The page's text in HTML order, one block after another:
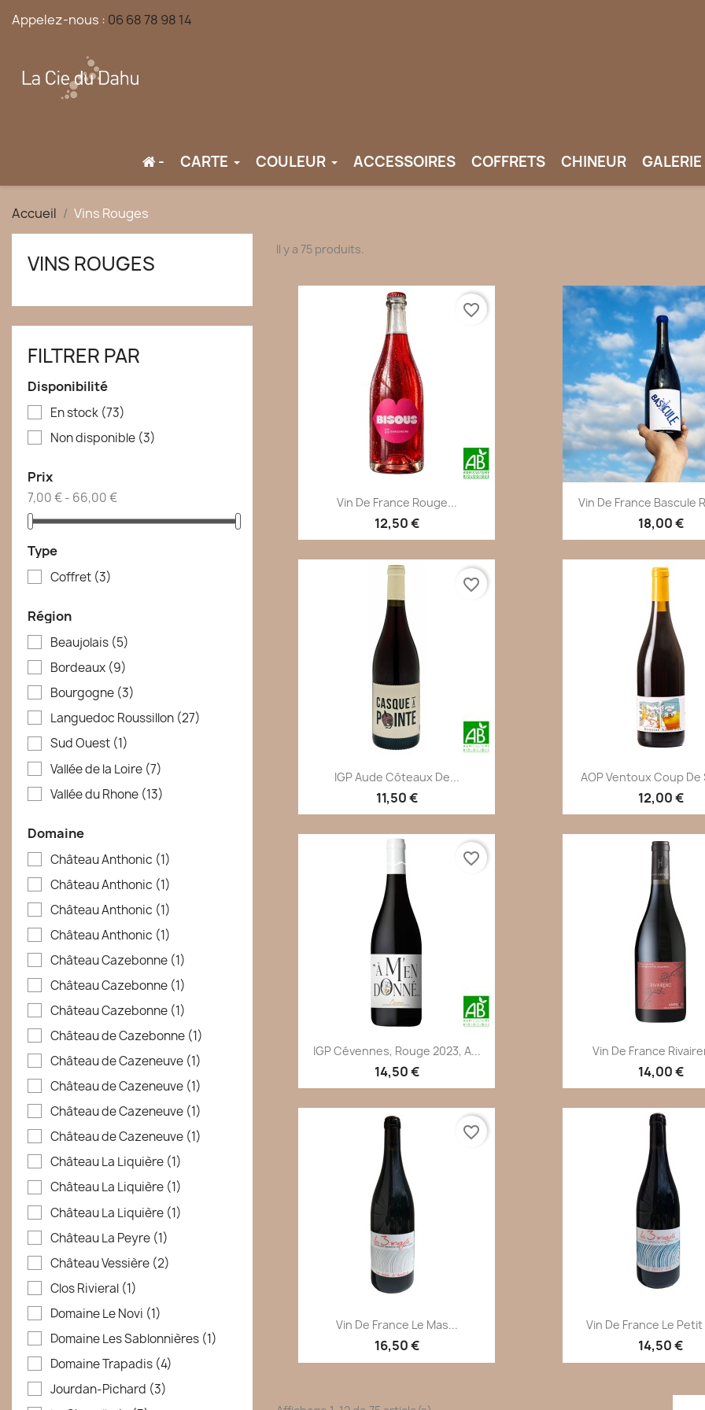
Appelez-nous : 06 68 78 98 14
- CARTE COULEUR ACCESSOIRES COFFRETS CHINEUR GALERIE
Accueil Vins Rouges
VINS ROUGES
FILTRER PAR
Disponibilité
En stock (73)
Non disponible (3)
Prix
7,00 € - 66,00 €
Type
Coffret (3)
Région
Beaujolais (5)
Bordeaux (9)
Bourgogne (3)
Languedoc Roussillon (27)
Sud Ouest (1)
Vallée de la Loire (7)
Vallée du Rhone (13)
Domaine
Château Anthonic (1)
Château Anthonic (1)
Château Anthonic (1)
Château Anthonic (1)
Château Cazebonne (1)
Château Cazebonne (1)
Château Cazebonne (1)
Château de Cazebonne (1)
Château de Cazeneuve (1)
Château de Cazeneuve (1)
Château de Cazeneuve (1)
Château de Cazeneuve (1)
Château La Liquière (1)
Château La Liquière (1)
Château La Liquière (1)
Château La Peyre (1)
Château Vessière (2)
Clos Rivieral (1)
Domaine Le Novi (1)
Domaine Les Sablonnières (1)
Domaine Trapadis (4)
Jourdan-Pichard (3)
Il y a 75 produits.
Aperçu rapide
Vin De France Rouge...
12,50 €
favorite_border
Aperçu
Vin De France Bascule
18,00 €
Aperçu rapide
IGP Aude Côteaux De...
11,50 €
favorite_border
Aperçu
AOP Ventoux Coup De
12,00 €
Aperçu rapide
IGP Cévennes, Rouge 2023, A...
14,50 €
favorite_border
 Aperçu
Vin De France
14,00 €
Aperçu rapide
Vin De France Le Mas...
16,50 €
favorite_border
Aperçu
Vin De France Le Petit
14,50 €